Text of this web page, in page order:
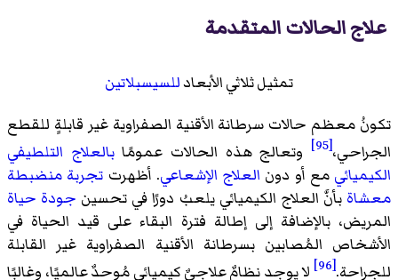
علاج الحالات المتقدمة
تمثيل ثلاثي الأبعادللسيسبلاتين
تكونُ معظم حالات سرطانة الأقنية الصفراوية غير قابلةٍ للقطع
الجراحي،[95] وتعالج هذه الحالات عمومًابالعلاج التلطيفي
الكيميائي مع أو دون العلاج الإشعاعي. أظهرت تجربة منضبطة
معشاة بأنَّ العلاج الكيميائي يلعبُ دورًا في تحسين جودة حياة
المريض، بالإضافة إلى إطالة فترة البقاء على قيد الحياة في
الأشخاص المُصابين بسرطانة الأقنية الصفراوية غير القابلة
للجراحة.[96]
لا يوجد نظامٌ علاجيٌ كيميائي مُوحدٌ عالميًا، وغالبًا